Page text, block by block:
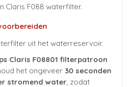
Claris F088 waterfilter.
uit het waterreservoir.
Claris F08801 filterpatroon
het ongeveer 30 seconden
stromend water , zodat